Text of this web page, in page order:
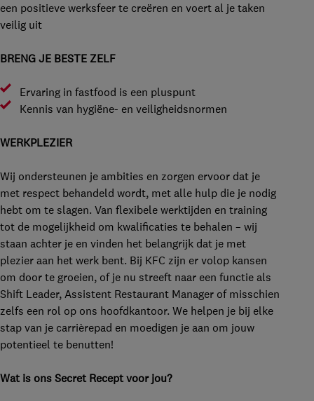
een positieve werksfeer te creëren en voert al je taken
veilig uit
BRENG JE BESTE ZELF
Ervaring in fastfood is een pluspunt
Kennis van hygiëne- en veiligheidsnormen
WERKPLEZIER
Wij ondersteunen je ambities en zorgen ervoor dat je
met respect behandeld wordt, met alle hulp die je nodig
hebt om te slagen. Van flexibele werktijden en training
tot de mogelijkheid om kwalificaties te behalen – wij
staan achter je en vinden het belangrijk dat je met
plezier aan het werk bent. Bij KFC zijn er volop kansen
om door te groeien, of je nu streeft naar een functie als
Shift Leader, Assistent Restaurant Manager of misschien
zelfs een rol op ons hoofdkantoor. We helpen je bij elke
stap van je carrièrepad en moedigen je aan om jouw
potentieel te benutten!
Wat is ons Secret Recept voor jou?